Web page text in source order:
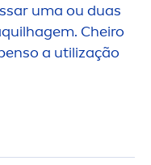
uma ou duas
Cheiro
a utilização